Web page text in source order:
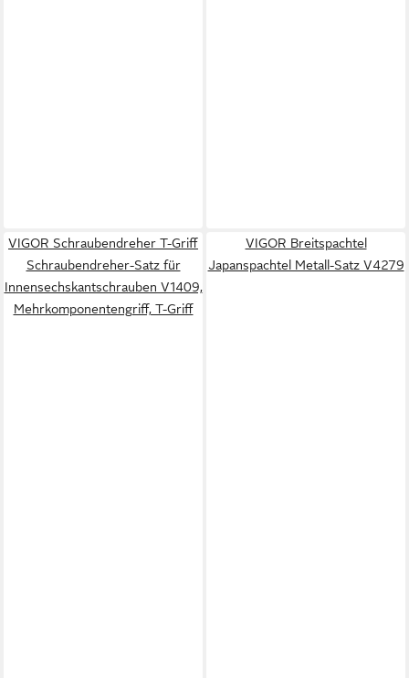
VIGOR Schraubendreher T-Griff
Schraubendreher-Satz für
Innensechskantschrauben V1409,
Mehrkomponentengriff, T-Griff
VIGOR Breitspachtel
Japanspachtel Metall-Satz V4279